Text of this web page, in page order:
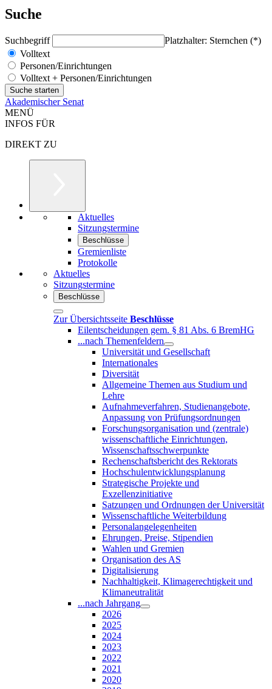
Suche
Suchbegriff
Platzhalter: Sternchen (*)
Volltext
Personen/Einrichtungen
Volltext + Personen/Einrichtungen
Akademischer Senat
MENÜ
INFOS FÜR
DIREKT ZU
Aktuelles
Sitzungstermine
Beschlüsse
Gremienliste
Protokolle
Aktuelles
Sitzungstermine
Beschlüsse
Zur Übersichtsseite Beschlüsse
Eilentscheidungen gem. § 81 Abs. 6 BremHG
...nach Themenfeldern
Universität und Gesellschaft
Internationales
Diversität
Allgemeine Themen aus Studium und
Lehre
Aufnahmeverfahren, Studienangebote,
Anpassung von Prüfungsordnungen
Forschungsorganisation und (zentrale)
wissenschaftliche Einrichtungen,
Wissenschaftsschwerpunkte
Rechenschaftsbericht des Rektorats
Hochschulentwicklungsplanung
Strategische Projekte und
Exzellenzinitiative
Satzungen und Ordnungen der Universität
Wissenschaftliche Weiterbildung
Personalangelegenheiten
Ehrungen, Preise, Stipendien
Wahlen und Gremien
Organisation des AS
Digitalisierung
Nachhaltigkeit, Klimagerechtigkeit und
Klimaneutralität
...nach Jahrgang
2026
2025
2024
2023
2022
2021
2020